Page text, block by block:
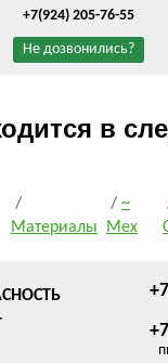
+7(924) 205-76-55
Не дозвонились?
в
/
Материалы
/ ~
Мех